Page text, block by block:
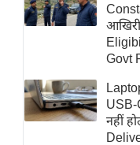
समसामयिक
मातृभूमि
एम.
आर.
आई.
Govt
USB-
नहीं